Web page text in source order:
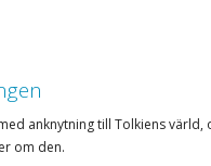
anknytning till Tolkiens värld,
om den.